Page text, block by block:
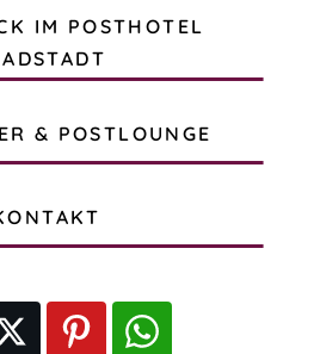
IM POSTHOTEL
& POSTLOUNGE
Twitter Pinterest